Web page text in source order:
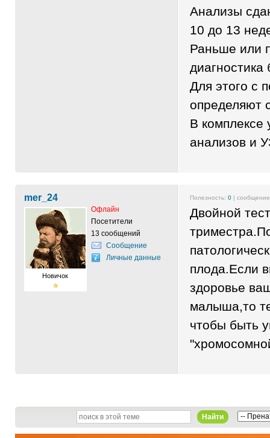
Анализы
10 до 13
Раньше или
диагностика
Для этого с
определяют
В комплексе
анализов и
mer_24
Новичок
Офлайн
Посетители
13 сообщений
Сообщение
Личные данные
Полезность: 0 |
Двойной
плода.Если
здоровье
малыша,то
чтобы быть
Найти